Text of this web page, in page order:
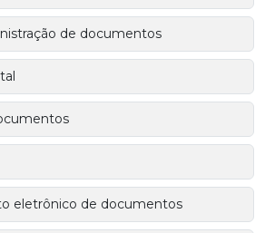
de documentos
eletrônico de documentos